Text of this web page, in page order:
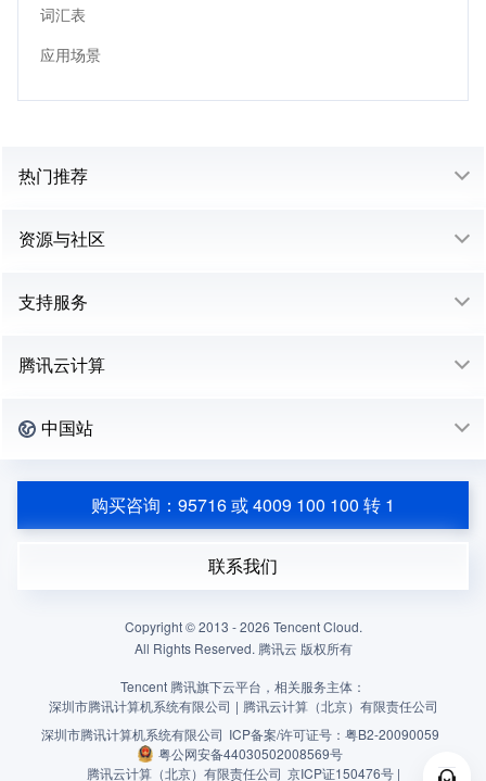
词汇表
应用场景
热门推荐
资源与社区
支持服务
腾讯云计算
中国站
购买咨询：95716 或 4009 100 100 转 1
联系我们
Copyright © 2013 -2026 Tencent Cloud.
All Rights Reserved. 腾讯云 版权所有
Tencent 腾讯旗下云平台，相关服务主体：
深圳市腾讯计算机系统有限公司 | 腾讯云计算（北京）有限责任公司
深圳市腾讯计算机系统有限公司 ICP备案/许可证号： 粤B2-20090059
粤公网安备44030502008569号
腾讯云计算（北京）有限责任公司 京ICP证150476号 |